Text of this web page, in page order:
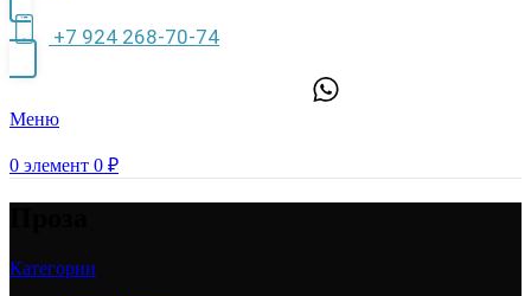
+7 924 268-70-74
Меню
0 элемент 0 ₽
Категории